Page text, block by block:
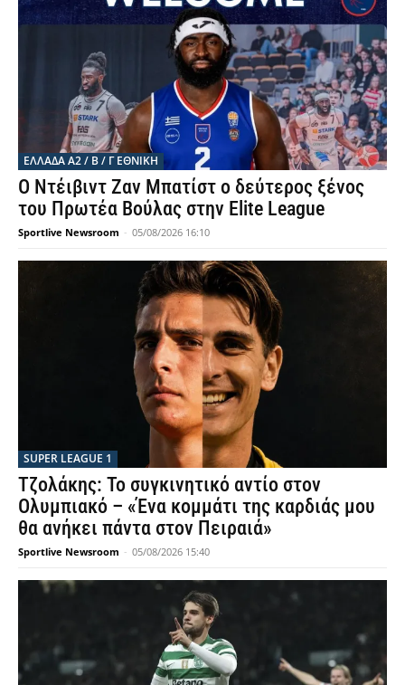
ΕΛΛΆΔΑ Α2 / Β / Γ ΕΘΝΙΚΉ
Ο Ντέιβιντ Ζαν Μπατίστ ο δεύτερος ξένος
του Πρωτέα Βούλας στην Elite League
Sportlive Newsroom - 05/08/2026 16:10
SUPER LEAGUE 1
Τζολάκης: Το συγκινητικό αντίο στον
Ολυμπιακό – «Ένα κομμάτι της καρδιάς μου
θα ανήκει πάντα στον Πειραιά»
Sportlive Newsroom - 05/08/2026 15:40